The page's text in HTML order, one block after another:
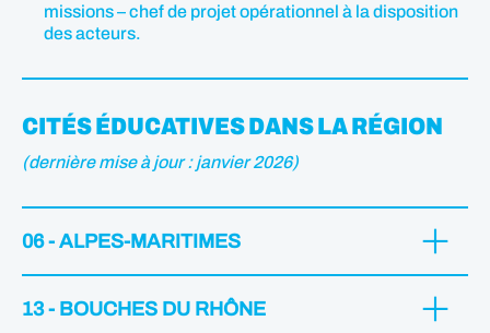
missions – chef de projet opérationnel à la disposition
des acteurs.
CITÉS ÉDUCATIVES DANS LA RÉGION
(dernière mise à jour : janvier 2026)
06 - ALPES-MARITIMES
13 - BOUCHES DU RHÔNE